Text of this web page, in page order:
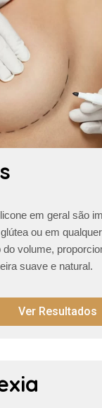
em geral são
ou em
do volume,
suave e natural.
Ver Resultados